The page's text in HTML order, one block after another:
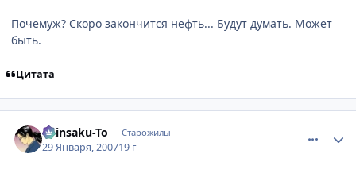
Почемуж? Скоро закончится нефть... Будут думать. Может
быть.
Цитата
Shinsaku-To Старожилы
29 Января, 200719 г